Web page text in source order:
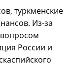
туркменские
Из-за
России и